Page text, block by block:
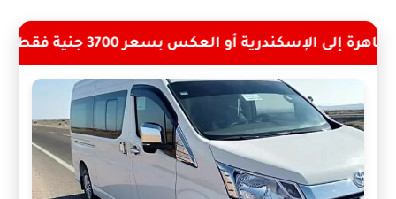
بسعر 3700 جنية فقط!